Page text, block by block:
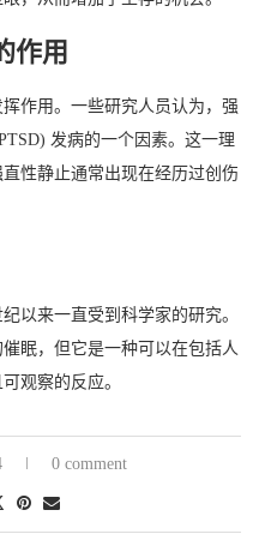
作用
作用。一些研究人员认为，强
发病的一个因素。这一理
性静止通常出现在经历过创伤
以来一直受到科学家的研究。
眠，但它是一种可以在包括人
观察的反应。
0 comment